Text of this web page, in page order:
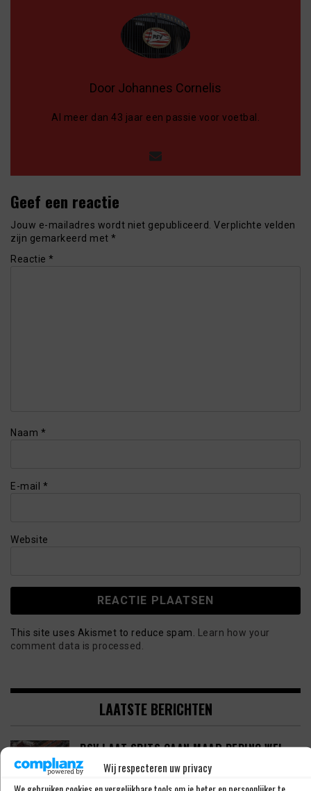
Wij respecteren uw privacy
Door Johannes Cornelis
Al meer dan 43 jaar een passie voor voetbal.
Geef een reactie
Jouw e-mailadres wordt niet gepubliceerd. Verplichte velden
zijn gemarkeerd met *
Reactie *
Naam *
E-mail *
Website
This site uses Akismet to reduce spam.
Learn how your
comment data is processed.
LAATSTE BERICHTEN
PSV LAAT SPITS GAAN MAAR BEDING WEL
EEN ‘MATCHINGRIGHT’